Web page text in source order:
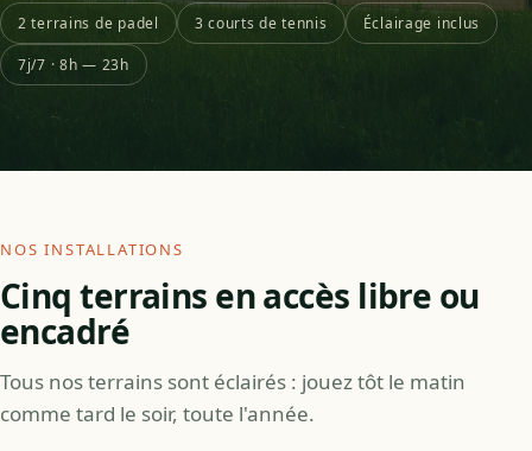
2 terrains de padel 3 courts de tennis Éclairage inclus
7j/7 · 8h — 23h
NOS INSTALLATIONS
Cinq terrains en accès libre ou
encadré
Tous nos terrains sont éclairés : jouez tôt le matin
comme tard le soir, toute l'année.